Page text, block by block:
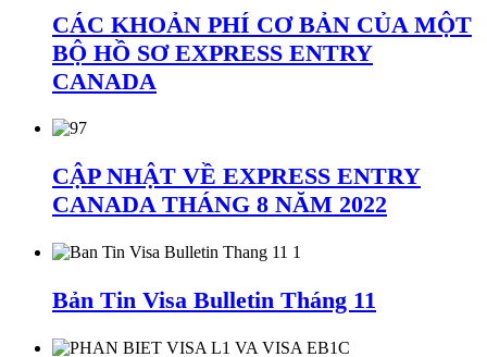
CÁC KHOẢN PHÍ CƠ BẢN CỦA MỘT
BỘ HỒ SƠ EXPRESS ENTRY
CANADA
CẬP NHẬT VỀ EXPRESS ENTRY
CANADA THÁNG 8 NĂM 2022
Bản Tin Visa Bulletin Tháng 11